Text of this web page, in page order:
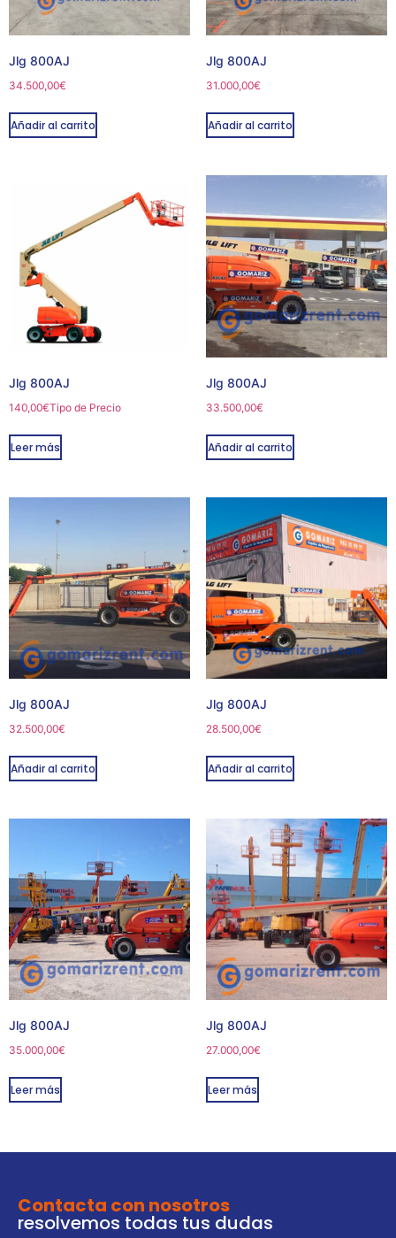
Jlg 800AJ
34.500,00€
Añadir al carrito
Jlg 800AJ
31.000,00€
Añadir al carrito
Jlg 800AJ
140,00€Tipo de Precio
Leer más
Jlg 800AJ
33.500,00€
Añadir al carrito
Jlg 800AJ
32.500,00€
Añadir al carrito
Jlg 800AJ
28.500,00€
Añadir al carrito
Jlg 800AJ
35.000,00€
Leer más
Jlg 800AJ
27.000,00€
Leer más
Contacta con nosotros
resolvemos todas tus dudas